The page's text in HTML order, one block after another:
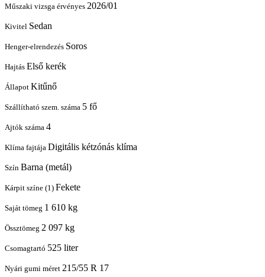
Műszaki vizsga érvényes 2026/01
Kivitel Sedan
Henger-elrendezés Soros
Hajtás Első kerék
Állapot Kitűnő
Szállítható szem. száma 5 fő
Ajtók száma 4
Klíma fajtája Digitális kétzónás klíma
Szín Barna (metál)
Kárpit színe (1) Fekete
Saját tömeg 1 610 kg
Össztömeg 2 097 kg
Csomagtartó 525 liter
Nyári gumi méret 215/55 R 17